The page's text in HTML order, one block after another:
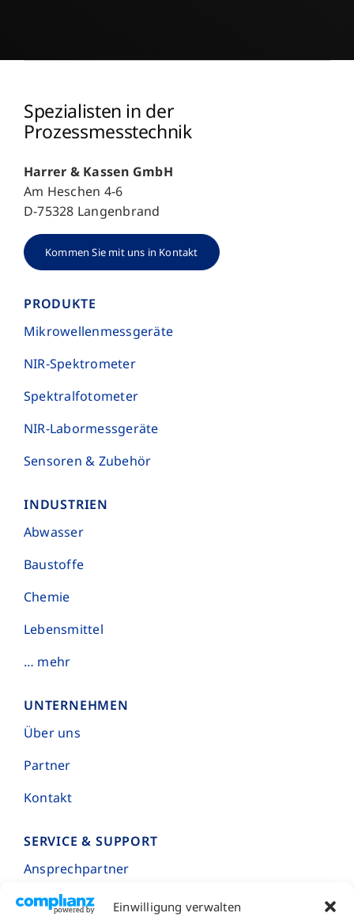
Einwilligung verwalten
Spezialisten in der
Prozessmesstechnik
Harrer & Kassen GmbH
Am Heschen 4-6
D-75328 Langenbrand
Kommen Sie mit uns in Kontakt
PRODUKTE
Mikro­wellen­mess­geräte
NIR-Spektrometer
Spektral­foto­meter
NIR-Labor­mess­geräte
Sensoren & Zubehör
INDUSTRIEN
Abwasser
Baustoffe
Chemie
Lebensmittel
… mehr
UNTERNEHMEN
Über uns
Partner
Kontakt
SERVICE & SUPPORT
Ansprechpartner
Projektanfragen